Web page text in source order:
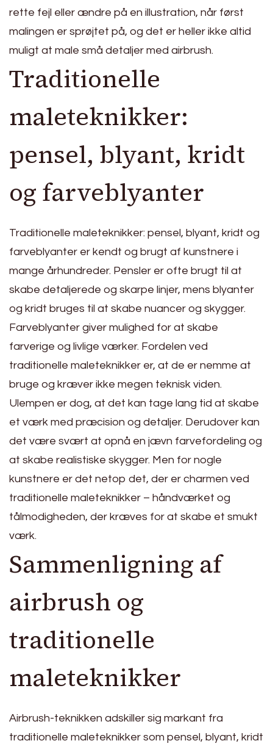
rette fejl eller ændre på en illustration, når først
malingen er sprøjtet på, og det er heller ikke altid
muligt at male små detaljer med airbrush.
Traditionelle
maleteknikker:
pensel, blyant, kridt
og farveblyanter
Traditionelle maleteknikker: pensel, blyant, kridt og
farveblyanter er kendt og brugt af kunstnere i
mange århundreder. Pensler er ofte brugt til at
skabe detaljerede og skarpe linjer, mens blyanter
og kridt bruges til at skabe nuancer og skygger.
Farveblyanter giver mulighed for at skabe
farverige og livlige værker. Fordelen ved
traditionelle maleteknikker er, at de er nemme at
bruge og kræver ikke megen teknisk viden.
Ulempen er dog, at det kan tage lang tid at skabe
et værk med præcision og detaljer. Derudover kan
det være svært at opnå en jævn farvefordeling og
at skabe realistiske skygger. Men for nogle
kunstnere er det netop det, der er charmen ved
traditionelle maleteknikker – håndværket og
tålmodigheden, der kræves for at skabe et smukt
værk.
Sammenligning af
airbrush og
traditionelle
maleteknikker
Airbrush-teknikken adskiller sig markant fra
traditionelle maleteknikker som pensel, blyant, kridt